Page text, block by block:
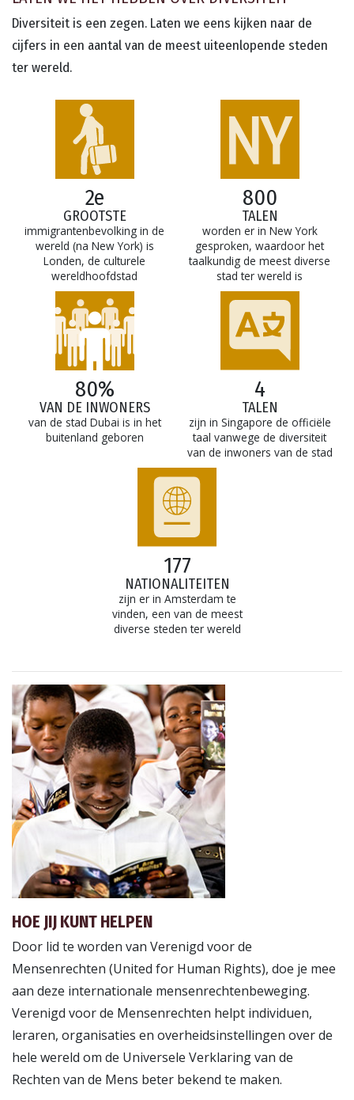
Diversiteit is een zegen. Laten we eens kijken naar de
cijfers in een aantal van de meest uiteenlopende steden
ter wereld.
2e
GROOTSTE
immigrantenbevolking in de
wereld (na New York) is
Londen, de culturele
wereldhoofdstad
800
TALEN
worden er in New York
gesproken, waardoor het
taalkundig de meest diverse
stad ter wereld is
80%
VAN DE INWONERS
van de stad Dubai is in het
buitenland geboren
4
TALEN
zijn in Singapore de officiële
taal vanwege de diversiteit
van de inwoners van de stad
177
NATIONALITEITEN
zijn er in Amsterdam te
vinden, een van de meest
diverse steden ter wereld
HOE JIJ KUNT HELPEN
Door lid te worden van Verenigd voor de
Mensenrechten (United for Human Rights), doe je mee
aan deze internationale mensenrechtenbeweging.
Verenigd voor de Mensenrechten helpt individuen,
leraren, organisaties en overheidsinstellingen over de
hele wereld om de Universele Verklaring van de
Rechten van de Mens beter bekend te maken.